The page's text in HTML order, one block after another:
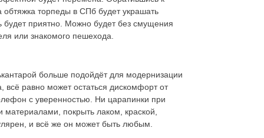
торпеды в СПб будет украшать
будет приятно. Можно будет без смущения
или знакомого пешехода.
больше подойдёт для модернизации
равно может остаться дискомфорт от
с уверенностью. Ни царапинки при
покрыть лаком, краской,
и всё же он может быть любым.